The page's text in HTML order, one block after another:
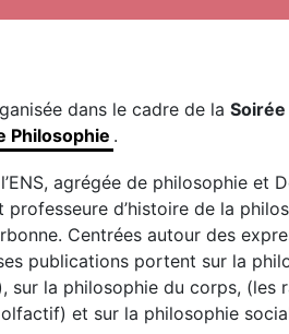
dans le cadre de la Soirée
Philosophie .
agrégée de philosophie et
professeure d’histoire de la
Centrées autour des
publications portent sur la
sur la philosophie du corps, (les
et sur la philosophie